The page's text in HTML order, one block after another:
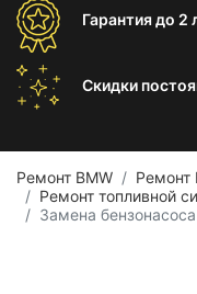
Гарантиядо 2
Скидки
Ремонт BMW
Ремонт
Ремонт топливной
Замена